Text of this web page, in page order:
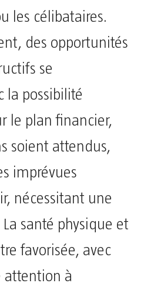
les célibataires.
des opportunités
se
la possibilité
le plan financier,
soient attendus,
imprévues
nécessitant une
santé physique et
favorisée, avec
attention à